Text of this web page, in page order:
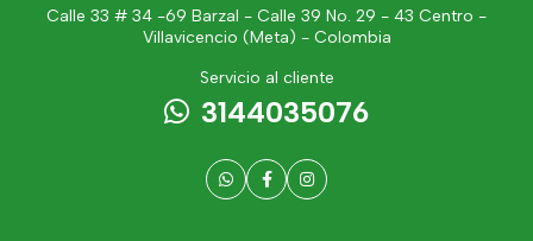
Calle 33 # 34 -69 Barzal - Calle 39 No. 29 - 43 Centro -
Villavicencio (Meta) - Colombia
Servicio al cliente
3144035076